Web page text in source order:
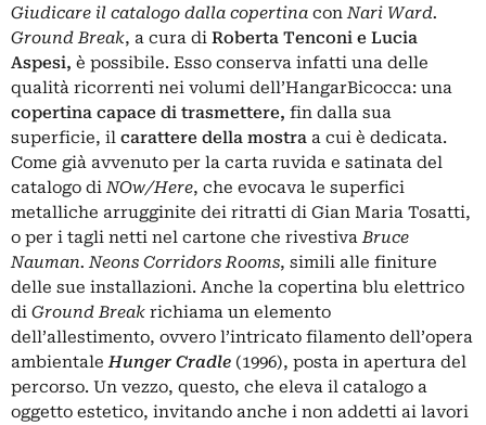
Giudicare il catalogo dalla copertina conNari Ward.
Ground Break, a cura di Roberta Tenconi e Lucia
Aspesi, è possibile. Esso conserva infatti una delle
qualità ricorrenti nei volumi dell’HangarBicocca: una
copertina capace di trasmettere, fin dalla sua
superficie, il carattere della mostra a cui è dedicata.
Come già avvenuto per la carta ruvida e satinata del
catalogo diNOw/Here, che evocava le superfici
metalliche arrugginite dei ritratti di Gian Maria Tosatti,
o per i tagli netti nel cartone che rivestivaBruce
Nauman. Neons Corridors Rooms, simili alle finiture
delle sue installazioni. Anche la copertina blu elettrico
di Ground Break richiama un elemento
dell’allestimento, ovvero l’intricato filamento dell’opera
ambientaleHunger Cradle (1996), posta in apertura del
percorso. Un vezzo, questo, che eleva il catalogo a
oggetto estetico, invitando anche i non addetti ai lavori